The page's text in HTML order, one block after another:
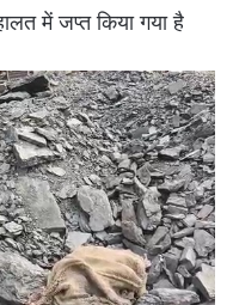
में जप्त किया गया है